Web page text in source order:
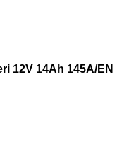
12V 14Ah 145A/EN